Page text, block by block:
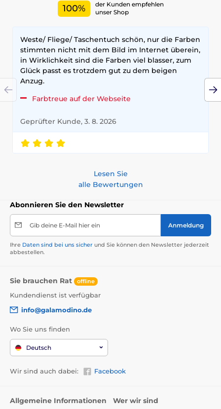
100%
der Kunden empfehlen
unser Shop
Weste/ Fliege/ Taschentuch schön, nur die Farben
stimmten nicht mit dem Bild im Internet überein,
in Wirklichkeit sind die Farben viel blasser, zum
Glück passt es trotzdem gut zu dem beigen
Anzug.
Farbtreue auf der Webseite
Geprüfter Kunde, 3. 8. 2026
Lesen Sie
alle Bewertungen
Abonnieren Sie den Newsletter
Gib deine E-Mail hier ein Anmeldung
Ihre Daten sind bei uns sicher und Sie können den Newsletter jederzeit
abbestellen.
Sie brauchen Rat offline
Kundendienst ist verfügbar
info@galamodino.de
Wo Sie uns finden
Deutsch
Wir sind auch dabei: Facebook
Allgemeine Informationen Wer wir sind